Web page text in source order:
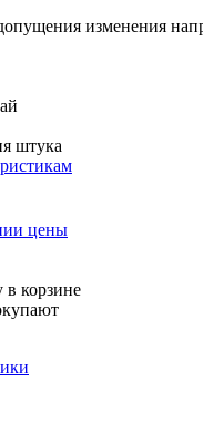
изменения
штука
цены
корзине